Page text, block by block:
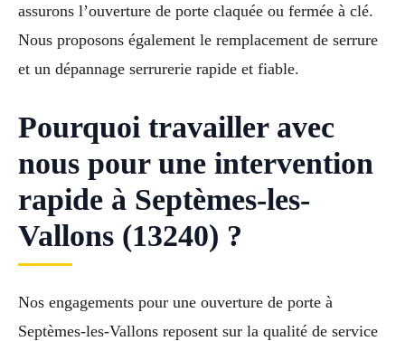
assurons l’ouverture de porte claquée ou fermée à clé.
Nous proposons également le remplacement de serrure
et un dépannage serrurerie rapide et fiable.
Pourquoi travailler avec
nous pour une intervention
rapide à Septèmes-les-
Vallons (13240) ?
Nos engagements pour une ouverture de porte à
Septèmes-les-Vallons reposent sur la qualité de service